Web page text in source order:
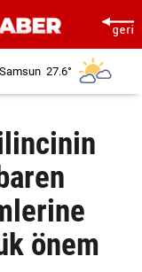
Samsun 27.6°
önem